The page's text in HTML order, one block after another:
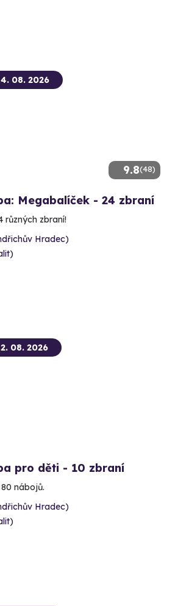
9.8(48)
08. 2026
Megabalíček - 24 zbraní
různých zbraní!
Hradec)
08. 2026
pro děti - 10 zbraní
nábojů.
Hradec)